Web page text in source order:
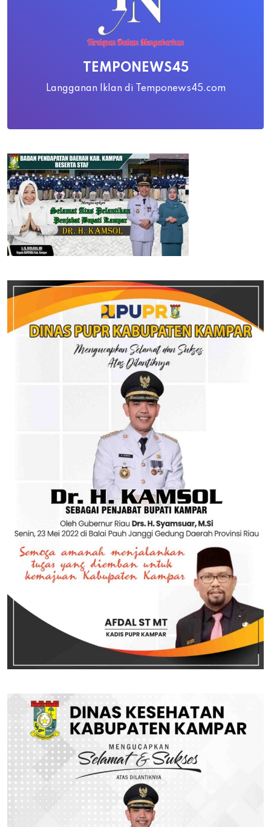
TEMPONEWS45
Langganan Iklan di Temponews45.com